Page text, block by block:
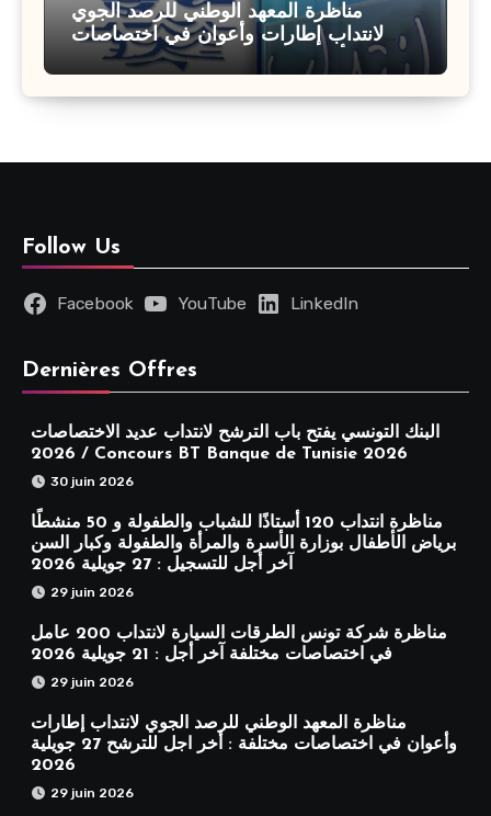
مناظرة المعهد الوطني للرصد الجوي
لانتداب إطارات وأعوان في اختصاصات
مختلفة : أخر اجل للترشح 27 جويلية 2026
Follow Us
Facebook YouTube LinkedIn
Dernières Offres
البنك التونسي يفتح باب الترشح لانتداب عديد الاختصاصات
2026 / Concours BT Banque de Tunisie 2026
30 juin 2026
مناظرة انتداب 120 أستاذًا للشباب والطفولة و 50 منشطًا
برياض الأطفال بوزارة الأسرة والمرأة والطفولة وكبار السن
آخر أجل للتسجيل : 27 جويلية 2026
29 juin 2026
مناظرة شركة تونس الطرقات السيارة لانتداب 200 عامل
في اختصاصات مختلفة آخر أجل : 21 جويلية 2026
29 juin 2026
مناظرة المعهد الوطني للرصد الجوي لانتداب إطارات
وأعوان في اختصاصات مختلفة : أخر اجل للترشح 27 جويلية
2026
29 juin 2026